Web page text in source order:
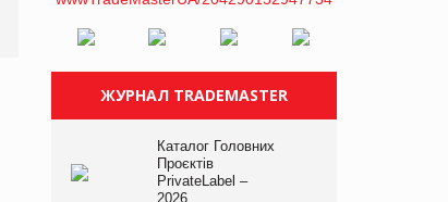
ЖУРНАЛ TRADEMASTER
Каталог Головних
Проєктів
PrivateLabel –
2026